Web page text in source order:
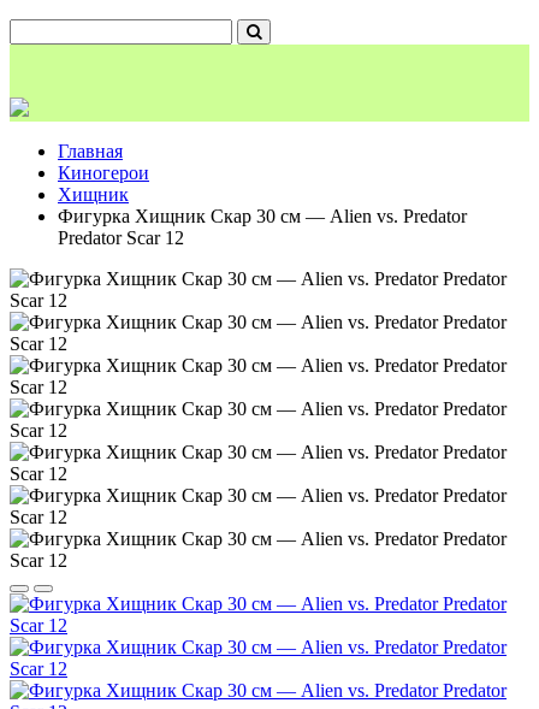
Главная
Киногерои
Хищник
Фигурка Хищник Скар 30 см — Alien vs. Predator
Predator Scar 12